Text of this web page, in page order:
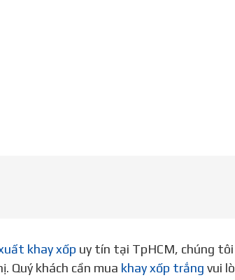
khay xốp uy tín tại TpHCM, chúng tôi
Quý khách cần mua khay xốp trắng vui